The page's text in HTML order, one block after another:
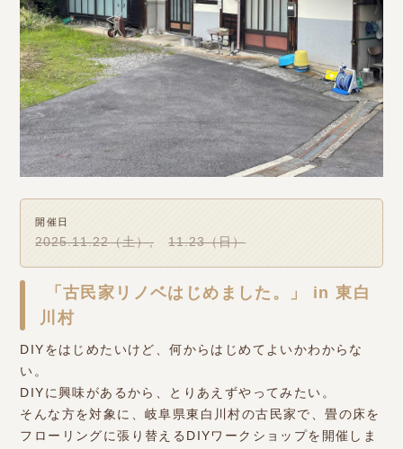
開催日
2025.11.22（土） 11.23（日）
「古民家リノベはじめました。」 in 東白
川村
DIYをはじめたいけど、何からはじめてよいかわからな
い。
DIYに興味があるから、とりあえずやってみたい。
そんな方を対象に、岐阜県東白川村の古民家で、畳の床を
フローリングに張り替えるDIYワークショップを開催しま